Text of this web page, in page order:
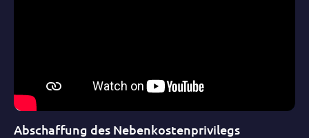
Abschaffung des Nebenkostenprivilegs